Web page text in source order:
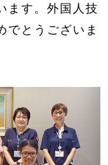
ます。外国人技
でとうございま